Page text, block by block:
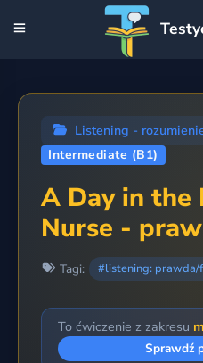
Listening -
Intermediate (B1)
A Day in the
Nurse -
Tagi: #listening: prawda/
To ćwiczenie z zakresu
Sprawdź